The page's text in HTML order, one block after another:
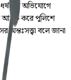
অভিযোগে
আটক করে পুলিশে
অন্তঃসত্ত্বা বলে জানা